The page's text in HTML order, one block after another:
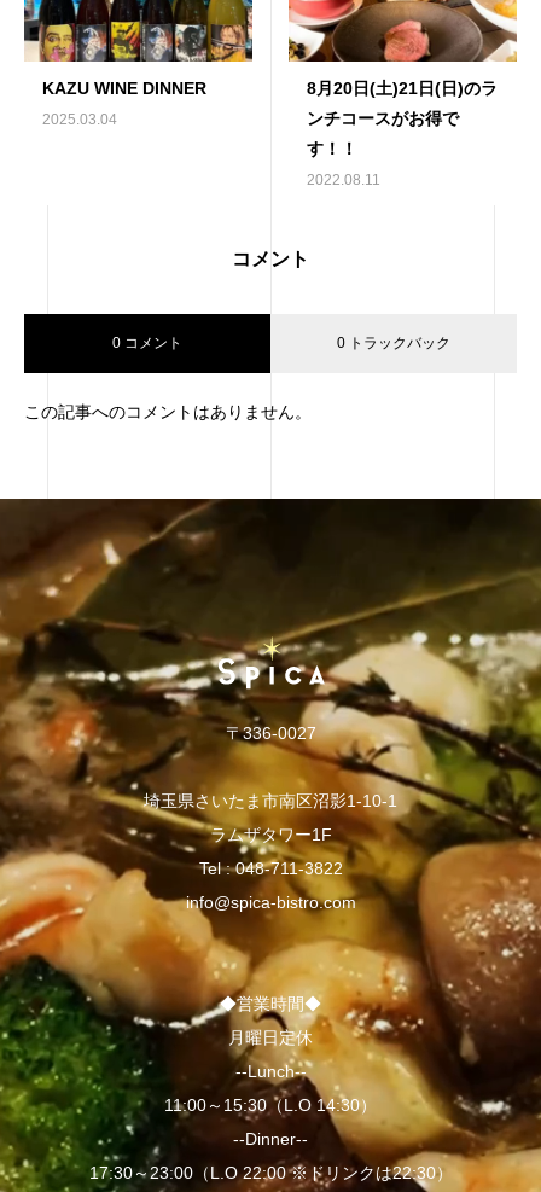
KAZU WINE DINNER
2025.03.04
8月20日(土)21日(日)のラ
ンチコースがお得で
す！！
2022.08.11
コメント
0 コメント 0 トラックバック
この記事へのコメントはありません。
〒336-0027
埼玉県さいたま市南区沼影1-10-1
ラムザタワー1F
Tel :048-711-3822
info@spica-bistro.com
◆営業時間◆
月曜日定休
--Lunch--
11:00～15:30（L.O 14:30）
--Dinner--
17:30～23:00（L.O 22:00 ※ドリンクは22:30）